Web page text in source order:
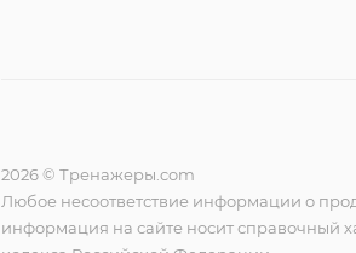
2026 © Тренажеры.com
Любое несоответствие информации о
информация на сайте носит справочный